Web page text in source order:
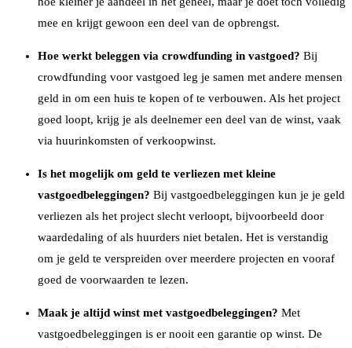
mee en krijgt gewoon een deel van de opbrengst.
Hoe werkt beleggen via crowdfunding in vastgoed? Bij
crowdfunding voor vastgoed leg je samen met andere mensen
geld in om een huis te kopen of te verbouwen. Als het project
goed loopt, krijg je als deelnemer een deel van de winst, vaak
via huurinkomsten of verkoopwinst.
Is het mogelijk om geld te verliezen met kleine
vastgoedbeleggingen? Bij vastgoedbeleggingen kun je je geld
verliezen als het project slecht verloopt, bijvoorbeeld door
waardedaling of als huurders niet betalen. Het is verstandig
om je geld te verspreiden over meerdere projecten en vooraf
goed de voorwaarden te lezen.
Maak je altijd winst met vastgoedbeleggingen? Met
vastgoedbeleggingen is er nooit een garantie op winst. De